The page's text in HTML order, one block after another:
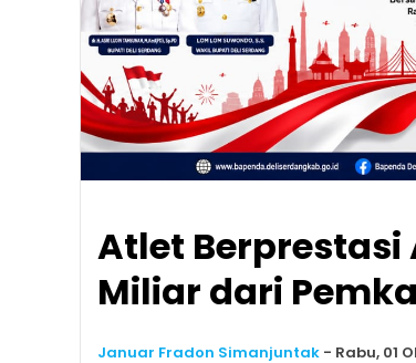
Atlet Berprestasi
Miliar dari
Januar Fradon Simanjuntak - Rabu, 01